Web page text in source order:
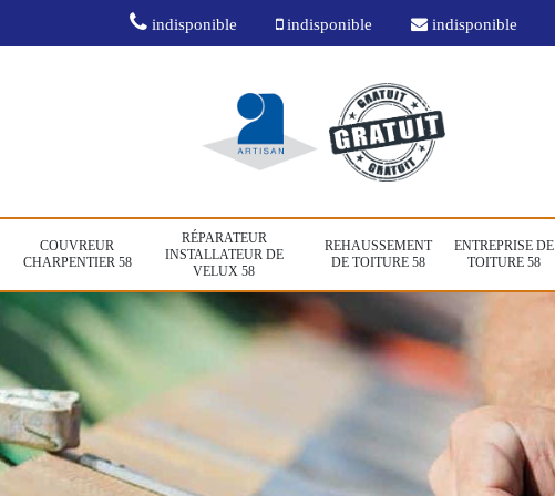
indisponible indisponible indisponible
COUVREUR
CHARPENTIER 58
RÉPARATEUR
INSTALLATEUR DE
VELUX 58
REHAUSSEMENT
DE TOITURE 58
ENTREPRISE DE
TOITURE 58